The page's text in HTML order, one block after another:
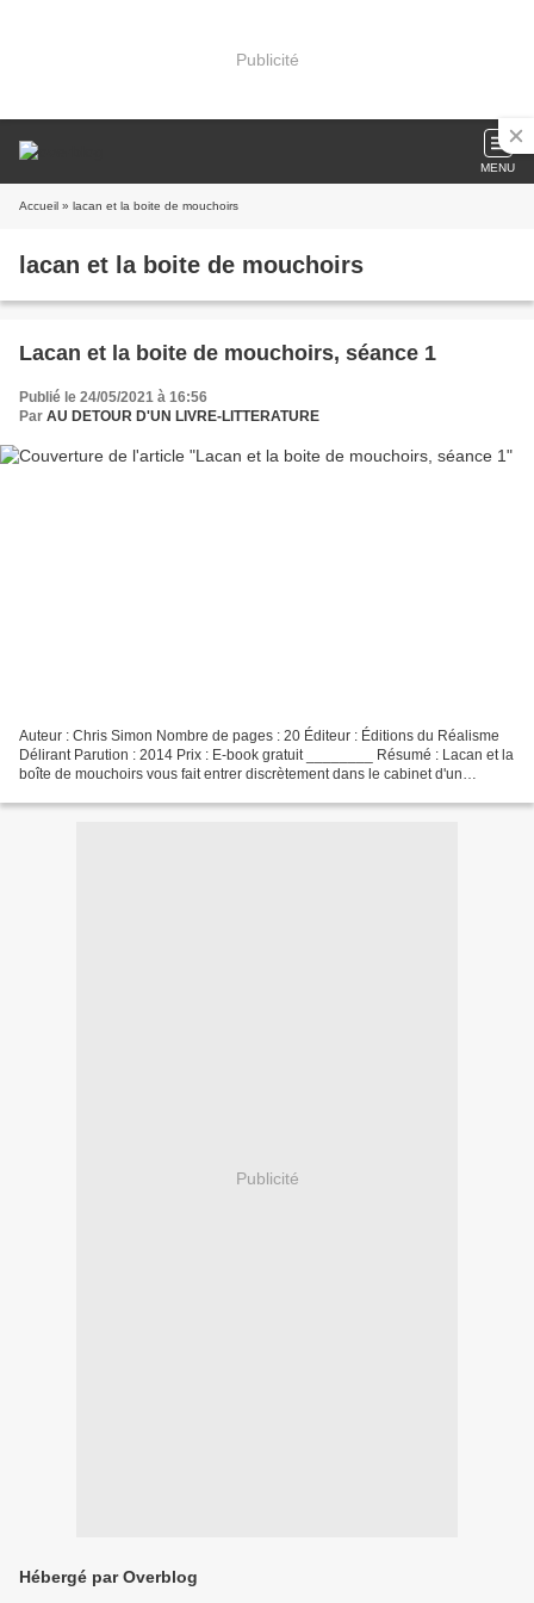
Publicité
MENU
Accueil » lacan et la boite de mouchoirs
lacan et la boite de mouchoirs
Lacan et la boite de mouchoirs, séance 1
Publié le 24/05/2021 à 16:56
Par AU DETOUR D'UN LIVRE-LITTERATURE
Auteur : Chris Simon Nombre de pages : 20 Éditeur : Éditions du Réalisme
Délirant Parution : 2014 Prix : E-book gratuit ________ Résumé : Lacan et la
boîte de mouchoirs vous fait entrer discrètement dans le cabinet d'un
Publicité
Hébergé par Overblog